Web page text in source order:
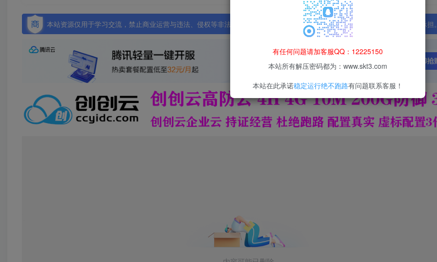
本站资源仅用于学习交流，禁止商业运营与违法、侵权等非法行为；资源下载后请于 24 小时内删除，违规后果由使用者自行承担。
有任何问题请加客服QQ：12225150
本站所有解压密码都为：www.skt3.com
本站在此承诺稳定运行绝不跑路有问题联系客服！